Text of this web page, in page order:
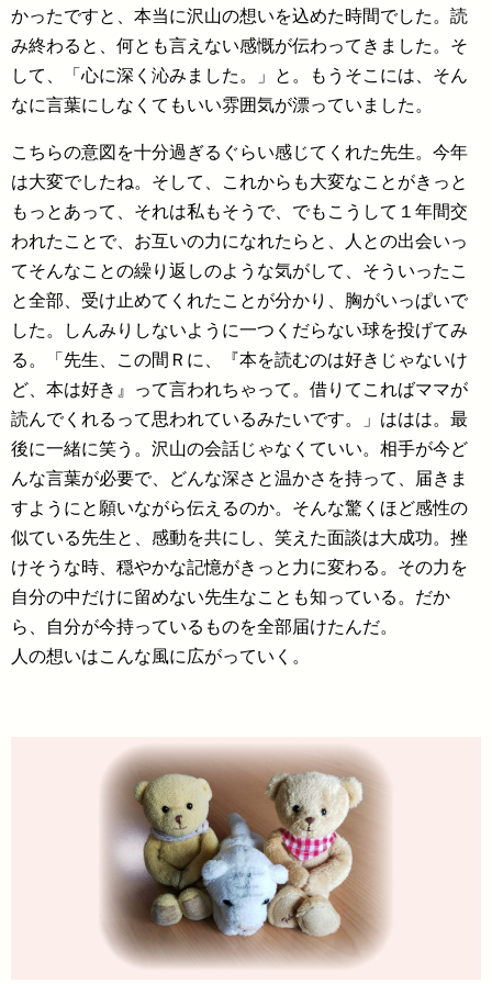
かったですと、本当に沢山の想いを込めた時間でした。読
み終わると、何とも言えない感慨が伝わってきました。そ
して、「心に深く沁みました。」と。もうそこには、そん
なに言葉にしなくてもいい雰囲気が漂っていました。
こちらの意図を十分過ぎるぐらい感じてくれた先生。今年
は大変でしたね。そして、これからも大変なことがきっと
もっとあって、それは私もそうで、でもこうして１年間交
われたことで、お互いの力になれたらと、人との出会いっ
てそんなことの繰り返しのような気がして、そういったこ
と全部、受け止めてくれたことが分かり、胸がいっぱいで
した。しんみりしないように一つくだらない球を投げてみ
る。「先生、この間Ｒに、『本を読むのは好きじゃないけ
ど、本は好き』って言われちゃって。借りてこればママが
読んでくれるって思われているみたいです。」ははは。最
後に一緒に笑う。沢山の会話じゃなくていい。相手が今ど
んな言葉が必要で、どんな深さと温かさを持って、届きま
すようにと願いながら伝えるのか。そんな驚くほど感性の
似ている先生と、感動を共にし、笑えた面談は大成功。挫
けそうな時、穏やかな記憶がきっと力に変わる。その力を
自分の中だけに留めない先生なことも知っている。だか
ら、自分が今持っているものを全部届けたんだ。
人の想いはこんな風に広がっていく。